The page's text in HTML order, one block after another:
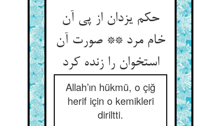
حکم یزدان از پی آن
خام مرد ** صورت آن
استخوان را زنده کرد
Allah’ın hükmü, o çiğ
herif için o kemikleri
diriltti.